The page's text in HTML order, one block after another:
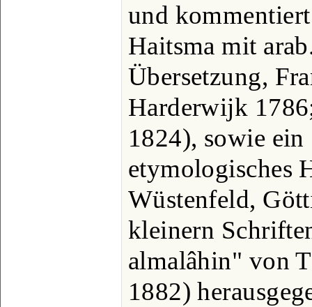
und
Haitsma mit
Übersetzung,
Harderwijk
1824), sowie
etymologisches
Wüstenfeld,
kleinern
almalâhin" von
1882)